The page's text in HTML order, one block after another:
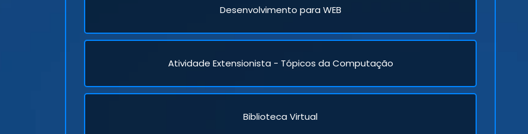
Desenvolvimento para WEB
Atividade Extensionista - Tópicos da Computação
Biblioteca Virtual